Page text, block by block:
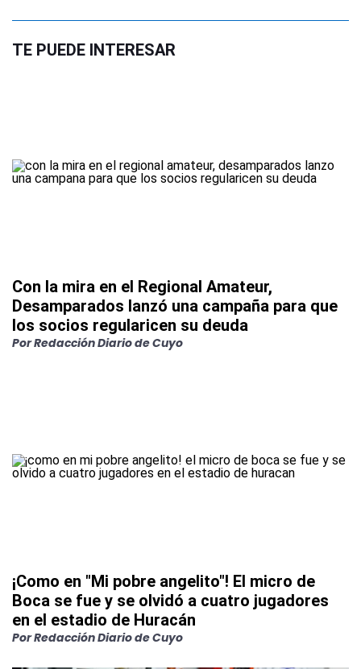
TE PUEDE INTERESAR
Con la mira en el Regional Amateur,
Desamparados lanzó una campaña para que
los socios regularicen su deuda
PorRedacción Diario de Cuyo
¡Como en "Mi pobre angelito"! El micro de
Boca se fue y se olvidó a cuatro jugadores
en el estadio de Huracán
PorRedacción Diario de Cuyo